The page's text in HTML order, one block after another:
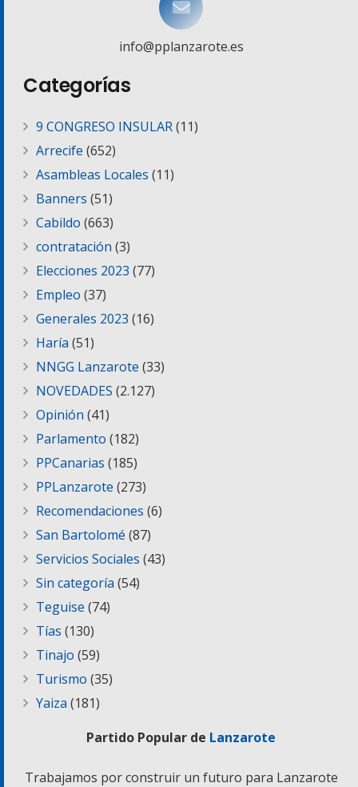
info@pplanzarote.es
Categorías
9 CONGRESO INSULAR(11)
Arrecife (652)
Asambleas Locales (11)
Banners (51)
Cabildo (663)
contratación (3)
Elecciones 2023 (77)
Empleo (37)
Generales 2023 (16)
Haría (51)
NNGG Lanzarote (33)
NOVEDADES (2.127)
Opinión (41)
Parlamento (182)
PPCanarias (185)
PPLanzarote (273)
Recomendaciones (6)
San Bartolomé (87)
Servicios Sociales (43)
Sin categoría (54)
Teguise (74)
Tías (130)
Tinajo (59)
Turismo (35)
Yaiza (181)
Partido Popular de Lanzarote
Trabajamos por construir un futuro para Lanzarote